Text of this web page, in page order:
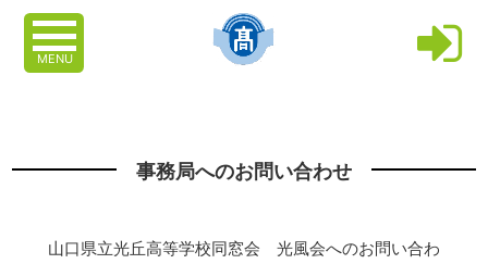
MENU
事務局へのお問い合わせ
山口県立光丘高等学校同窓会 光風会へのお問い合わ